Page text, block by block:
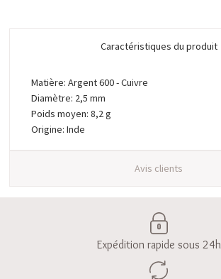
Caractéristiques du produit
Matière: Argent 600 - Cuivre
Diamètre: 2,5 mm
Poids moyen: 8,2 g
Origine: Inde
Avis clients
Expédition rapide sous 24h